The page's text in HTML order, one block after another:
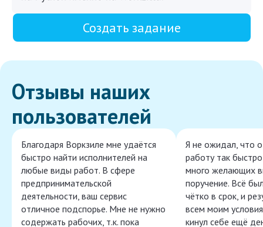
Создать задание
Отзывы наших
пользователей
Благодаря Воркзиле мне удаётся
быстро найти исполнителей на
любые виды работ. В сфере
предпринимательской
деятельности, ваш сервис
отличное подспорье. Мне не нужно
содержать рабочих, т.к. пока
Я не ожидал, что
работу так
много желающих
поручение. Всё
чётко в срок, и
всем моим
кинул себе ещё